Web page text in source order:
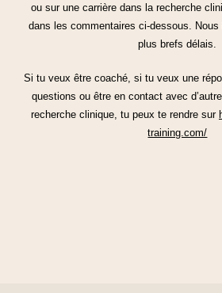
ou sur une carrière dans la recherche
dans les commentaires ci-dessous. Nous
plus brefs délais.
Si tu veux être coaché, si tu veux une
questions ou être en contact avec
recherche clinique, tu peux te rendre sur
training.com/